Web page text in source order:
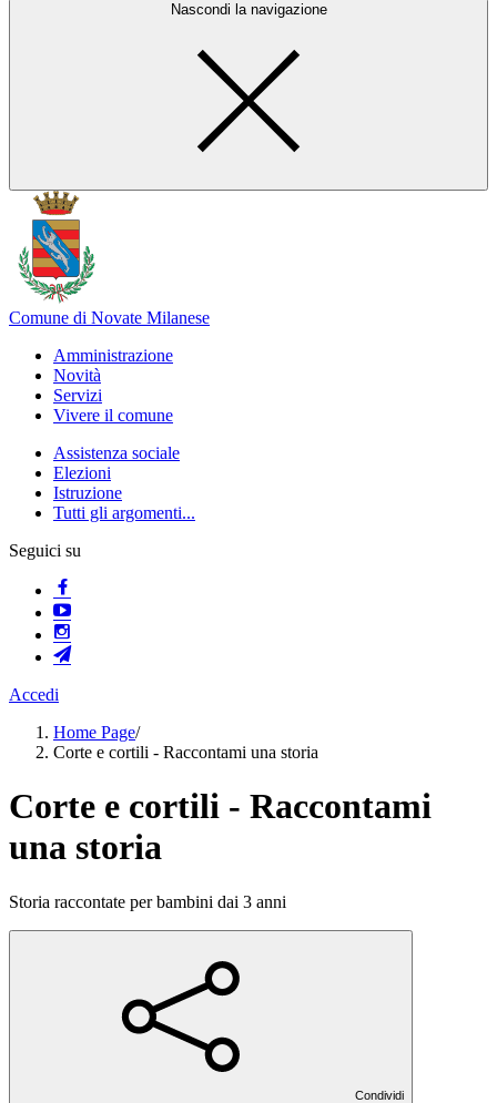
Nascondi la navigazione
Comune di Novate Milanese
Amministrazione
Novità
Servizi
Vivere il comune
Assistenza sociale
Elezioni
Istruzione
Tutti gli argomenti...
Seguici su
Accedi
Home Page/
Corte e cortili - Raccontami una storia
Corte e cortili - Raccontami
una storia
Storia raccontate per bambini dai 3 anni
Condividi